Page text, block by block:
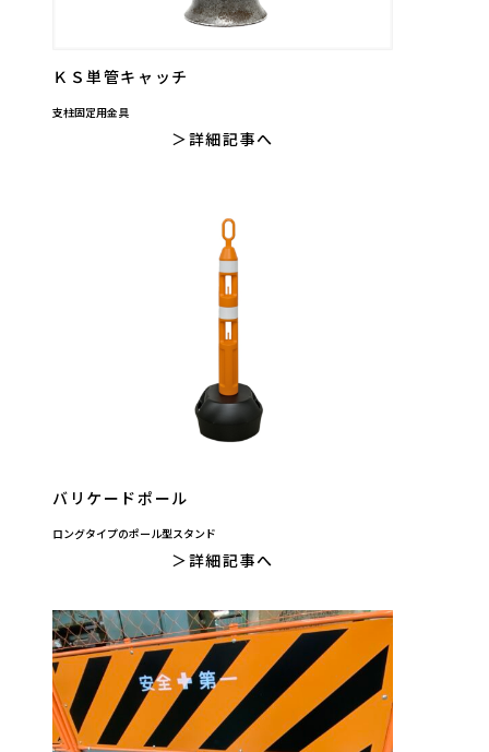
ＫＳ単管キャッチ
支柱固定用金具
詳細記事へ
バリケードポール
ロングタイプのポール型スタンド
詳細記事へ